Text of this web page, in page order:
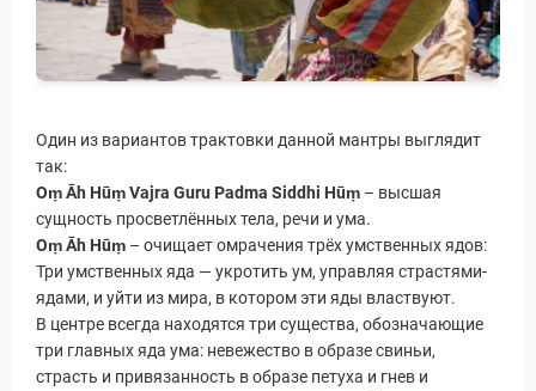
Один из вариантов трактовки данной мантры выглядит
так:
Oṃ Āh Hūṃ Vajra Guru Padma Siddhi Hūṃ – высшая
сущность просветлённых тела, речи и ума.
Oṃ Āh Hūṃ – очищает омрачения трёх умственных ядов:
Три умственных яда — укротить ум, управляя страстями-
ядами, и уйти из мира, в котором эти яды властвуют.
В центре всегда находятся три существа, обозначающие
три главных яда ума: невежество в образе свиньи,
страсть и привязанность в образе петуха и гнев и